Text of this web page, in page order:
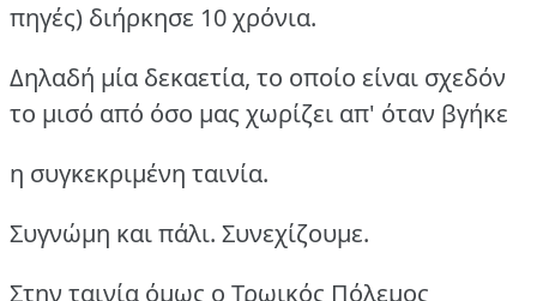
πηγές) διήρκησε 10 χρόνια.
Δηλαδή μία δεκαετία, το οποίο είναι σχεδόν
το μισό από όσο μας χωρίζει απ' όταν βγήκε
η συγκεκριμένη ταινία.
Συγνώμη και πάλι. Συνεχίζουμε.
Στην ταινία όμως ο Τρωικός Πόλεμος